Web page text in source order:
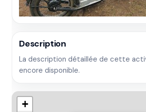
Description
La description détaillée de cette
encore disponible.
+